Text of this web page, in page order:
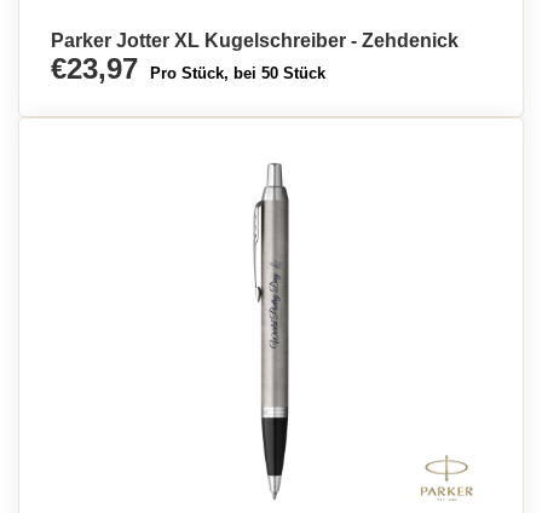
Parker Jotter XL Kugelschreiber - Zehdenick
€23,97 Pro Stück, bei 50 Stück